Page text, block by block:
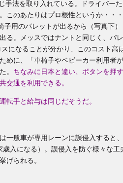
手法を取り入れている。ドライバーた
このあたりはプロ根性というか・・・
用のパレットが出るから（写真下）
る。メッスではナントと同じく、パレ
になることが分かり、このコスト高
めに、「車椅子やベビーカー利用者が
。 ちなみに日本と違い、ボタンを押す
交通を利用できる。
転手と給与は同じだそうだ。
般車が専用レーンに誤侵入すると、
入になる）。誤侵入を防ぐ様々な工
げられる。